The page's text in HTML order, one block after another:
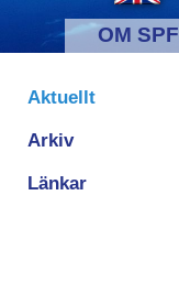
OM SPF
Aktuellt
Arkiv
Länkar